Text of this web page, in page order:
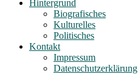
Hintergrund
Biografisches
Kulturelles
Politisches
Kontakt
Impressum
Datenschutzerklärung